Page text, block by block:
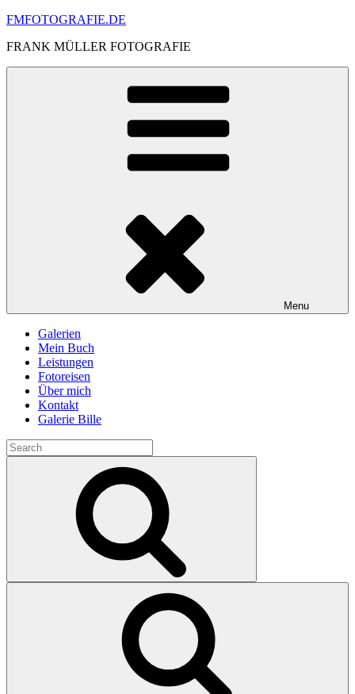
Skip
content
FMFOTOGRAFIE.DE
FRANK MÜLLER FOTOGRAFIE
Menu
Galerien
Mein Buch
Leistungen
Fotoreisen
Über mich
Kontakt
Galerie Bille
Search
for: